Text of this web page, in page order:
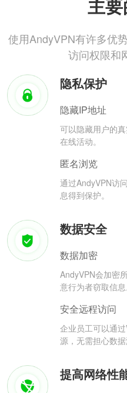
主
使用AndyVPN有许多优
访问权限和
隐私保护
隐藏IP地址
可以隐藏用户的
在线活动。
匿名浏览
通过AndyVPN访
息得到保护。
数据安全
数据加密
AndyVPN会加密
意行为者窃取信息
安全远程访问
企业员工可以通
源，无需担心数据
提高网络性